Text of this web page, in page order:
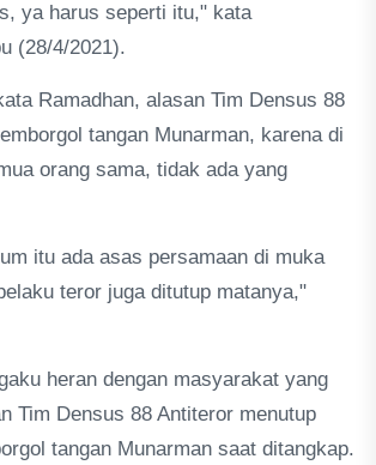
ya harus seperti itu," kata
(28/4/2021).
Ramadhan, alasan Tim Densus 88
tangan Munarman, karena di
orang sama, tidak ada yang
itu ada asas persamaan di muka
teror juga ditutup matanya,"
heran dengan masyarakat yang
Tim Densus 88 Antiteror menutup
tangan Munarman saat ditangkap.